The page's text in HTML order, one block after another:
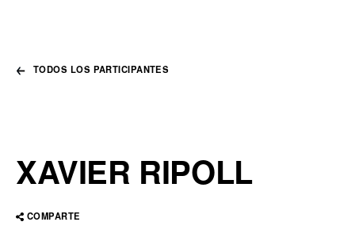
TODOS LOS PARTICIPANTES
XAVIER RIPOLL
COMPARTE